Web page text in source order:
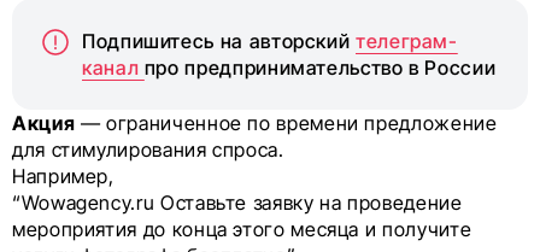
Подпишитесь на авторский телеграм-
канал про предпринимательство в России
Акция — ограниченное по времени предложение
для стимулирования спроса.
Например,
“Wowagency.ru Оставьте заявку на проведение
мероприятия до конца этого месяца и получите